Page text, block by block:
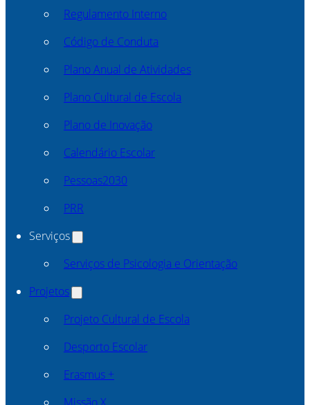
Regulamento Interno
Código de Conduta
Plano Anual de Atividades
Plano Cultural de Escola
Plano de Inovação
Calendário Escolar
Pessoas2030
PRR
Serviços
Serviços de Psicologia e Orientação
Projetos
Projeto Cultural de Escola
Desporto Escolar
Erasmus +